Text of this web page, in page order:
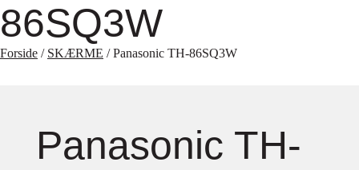
86SQ3W
Forside / SKÆRME / Panasonic TH-86SQ3W
Panasonic TH-